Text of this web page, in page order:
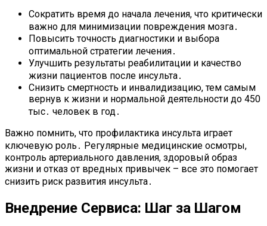
Сократить время до начала лечения, что критически
важно для минимизации повреждения мозга․
Повысить точность диагностики и выбора
оптимальной стратегии лечения․
Улучшить результаты реабилитации и качество
жизни пациентов после инсульта․
Снизить смертность и инвалидизацию, тем самым
вернув к жизни и нормальной деятельности до 450
тыс․ человек в год․
Важно помнить, что профилактика инсульта играет
ключевую роль․ Регулярные медицинские осмотры,
контроль артериального давления, здоровый образ
жизни и отказ от вредных привычек – все это помогает
снизить риск развития инсульта․
Внедрение Сервиса: Шаг за Шагом